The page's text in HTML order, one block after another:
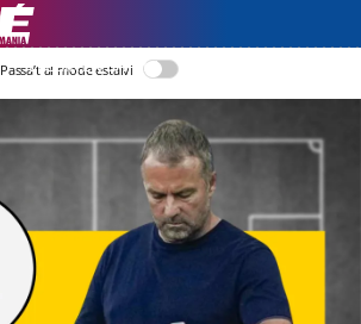
LLEGIR EN CATALÀ
Passa’t al mode estalvi